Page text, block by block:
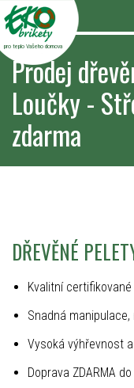
pro teplo Vašeho domova
Prodej
Loučky -
zdarma
DŘEVĚNÉ
Kvalitní
Snadná
Vysoká výhřevnost
Doprava ZDARMA